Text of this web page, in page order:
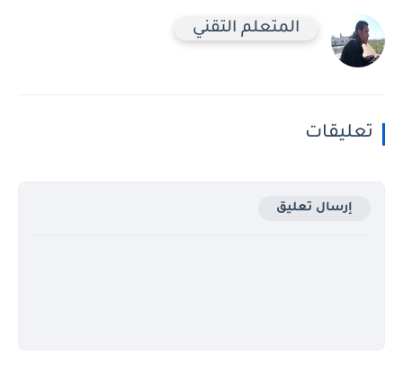
المتعلم التقني
تعليقات
إرسال تعليق